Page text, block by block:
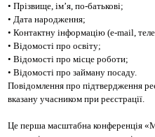
• Прізвище, ім’я, по-батькові;
• Дата народження;
• Контактну інформацію (e-mail,
• Відомості про освіту;
• Відомості про місце роботи;
• Відомості про займану посаду.
Повідомлення про підтвердження
вказану учасником при реєстрації.
Це перша масштабна конференція